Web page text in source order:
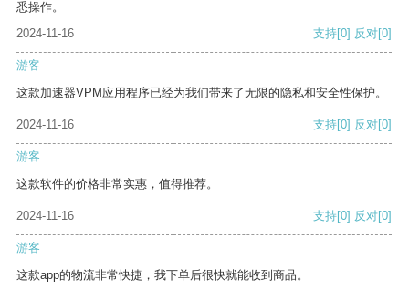
悉操作。
2024-11-16
支持[0] 反对[0]
游客
这款加速器VPM应用程序已经为我们带来了无限的隐私和安全性保护。
2024-11-16 支持[0] 反对[0]
游客
这款软件的价格非常实惠，值得推荐。
2024-11-16 支持[0] 反对[0]
游客
这款app的物流非常快捷，我下单后很快就能收到商品。